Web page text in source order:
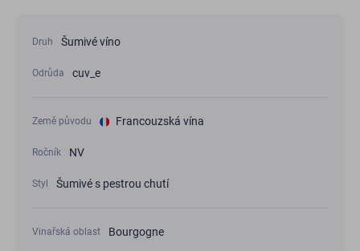
Druh Šumivé víno
Odrůda cuv_e
Země původu Francouzská vína
Ročník NV
Styl Šumivé s pestrou chutí
Vinařská oblast Bourgogne